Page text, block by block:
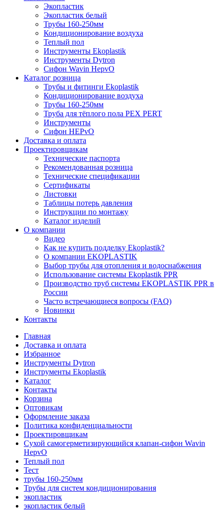
Экопластик
Экопластик белый
Трубы 160-250мм
Кондиционирование воздуха
Теплый пол
Инструменты Ekoplastik
Инструменты Dytron
Сифон Wavin HepvO
Каталог розница
Трубы и фитинги Ekoplastik
Кондиционирование воздуха
Трубы 160-250мм
Труба для тёплого пола PEX PERT
Инструменты
Сифон HEPvO
Доставка и оплата
Проектировщикам
Технические паспорта
Рекомендованная розница
Технические спецификации
Сертификаты
Листовки
Таблицы потерь давления
Инструкции по монтажу
Каталог изделий
О компании
Видео
Как не купить подделку Ekoplastik?
О компании EKOPLASTIK
Выбор трубы для отопления и водоснабжения
Использование системы Ekoplastik PPR
Производство труб системы EKOPLASTIK PPR в
России
Часто встречающиеся вопросы (FAQ)
Новинки
Контакты
Главная
Доставка и оплата
Избранное
Инструменты Dytron
Инструменты Ekoplastik
Каталог
Контакты
Корзина
Оптовикам
Оформление заказа
Политика конфиденциальности
Проектировщикам
Сухой самогерметизирующийся клапан-сифон Wavin
HepvO
Теплый пол
Тест
трубы 160-250мм
Трубы для систем кондиционирования
экопластик
экопластик белый